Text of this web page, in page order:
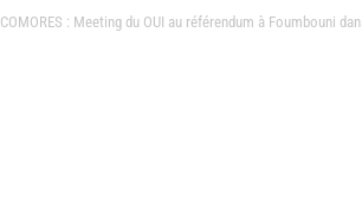
COMORES : Meeting du OUI au référendum à Foumbouni